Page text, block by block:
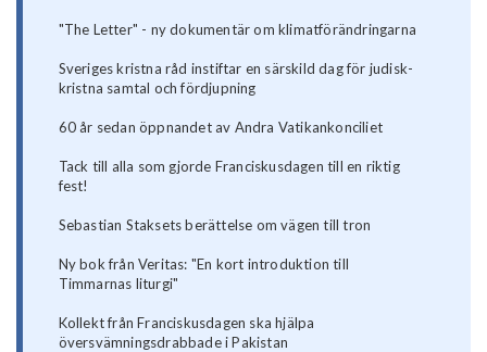
"The Letter" - ny dokumentär om klimatförändringarna
Sveriges kristna råd instiftar en särskild dag för judisk-
kristna samtal och fördjupning
60 år sedan öppnandet av Andra Vatikankonciliet
Tack till alla som gjorde Franciskusdagen till en riktig
fest!
Sebastian Staksets berättelse om vägen till tron
Ny bok från Veritas: "En kort introduktion till
Timmarnas liturgi"
Kollekt från Franciskusdagen ska hjälpa
översvämningsdrabbade i Pakistan